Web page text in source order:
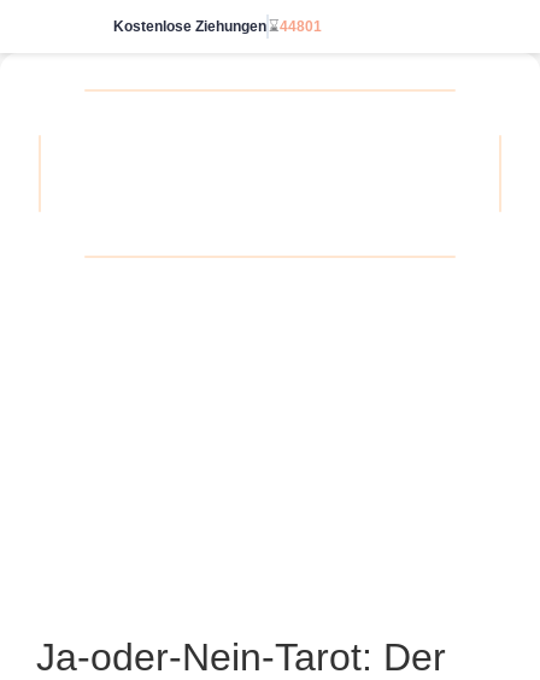
Kostenlose Ziehungen⌛44801
Ja-oder-Nein-Tarot: Der